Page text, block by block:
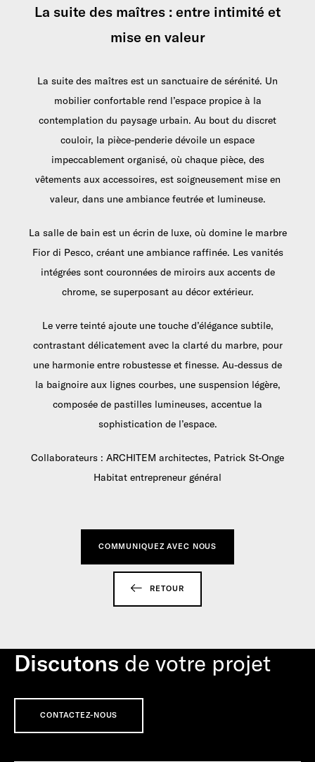
La suite des maîtres : entre intimité et
mise en valeur
La suite des maîtres est un sanctuaire de sérénité. Un
mobilier confortable rend l’espace propice à la
contemplation du paysage urbain. Au bout du discret
couloir, la pièce-penderie dévoile un espace
impeccablement organisé, où chaque pièce, des
vêtements aux accessoires, est soigneusement mise en
valeur, dans une ambiance feutrée et lumineuse.
La salle de bain est un écrin de luxe, où domine le marbre
Fior di Pesco, créant une ambiance raffinée. Les vanités
intégrées sont couronnées de miroirs aux accents de
chrome, se superposant au décor extérieur.
Le verre teinté ajoute une touche d’élégance subtile,
contrastant délicatement avec la clarté du marbre, pour
une harmonie entre robustesse et finesse. Au-dessus de
la baignoire aux lignes courbes, une suspension légère,
composée de pastilles lumineuses, accentue la
sophistication de l’espace.
Collaborateurs : ARCHITEM architectes, Patrick St-Onge
Habitat entrepreneur général
RETOUR
COMMUNIQUEZ AVEC NOUS
Discutons de votre projet
CONTACTEZ-NOUS